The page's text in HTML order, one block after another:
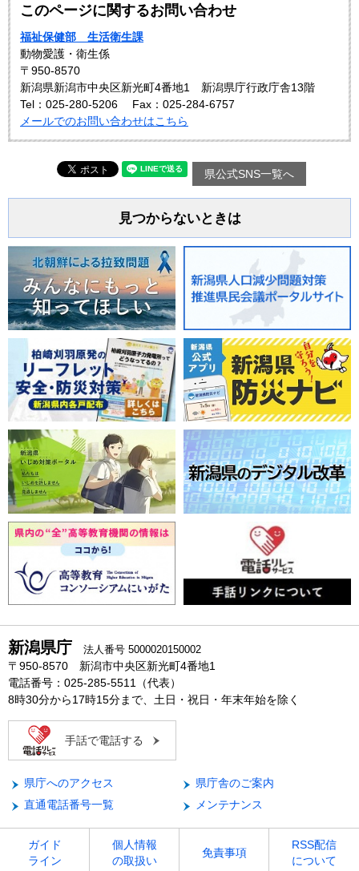
このページに関するお問い合わせ
福祉保健部 生活衛生課
動物愛護・衛生係
〒950-8570
新潟県新潟市中央区新光町4番地1 新潟県庁行政庁舎13階
Tel：025-280-5206
Fax：025-284-6757
メールでのお問い合わせはこちら
県公式SNS一覧へ
見つからないときは
新潟県庁 法人番号 5000020150002
〒950-8570 新潟市中央区新光町4番地1
電話番号：025-285-5511（代表）
8時30分から17時15分まで、土日・祝日・年末年始を除く
手話で電話する
県庁へのアクセス
県庁舎のご案内
直通電話番号一覧
メンテナンス
ガイド
ライン
個人情報
の取扱い
免責事項
RSS配信
について